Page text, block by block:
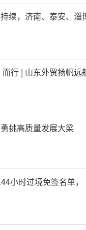
续，济南、泰安、淄
行 | 山东外贸扬帆
挑高质量发展大梁
小时过境免签名单，